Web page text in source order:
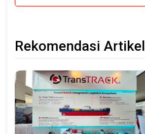
Rekomendasi Artikel